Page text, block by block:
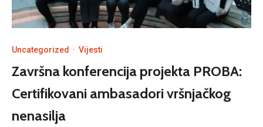
Uncategorized · Vijesti
Završna konferencija projekta PROBA:
Certifikovani ambasadori vršnjačkog
nenasilja